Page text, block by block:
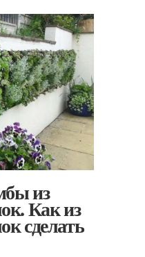
из
Как из
сделать